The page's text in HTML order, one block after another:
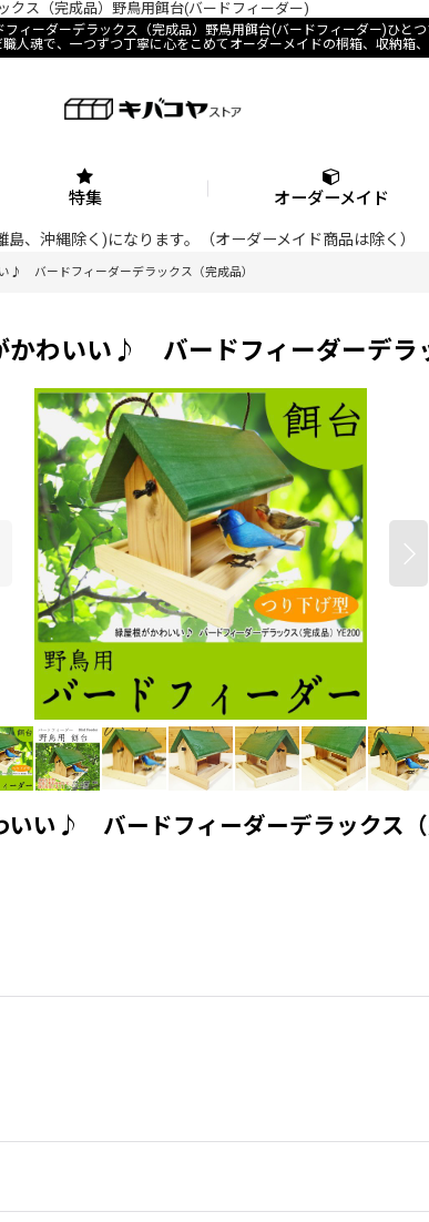
ス（完成品）野鳥用餌台(バードフィーダー)
ーダーデラックス（完成品）野鳥用餌台(バードフィーダー)ひと
人魂で、一つずつ丁寧に心をこめてオーダーメイドの桐箱、収納箱
特集 オーダーメイド
、沖縄除く)になります。（オーダーメイド商品は除く）
♪ バードフィーダーデラックス（完成品）
かわいい♪ バードフィーダーデラ
いい♪ バードフィーダーデラックス（